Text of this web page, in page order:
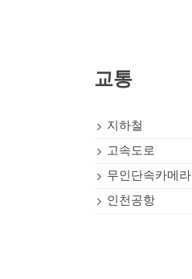
교통
지하철
고속도로
무인단속카메라
인천공항